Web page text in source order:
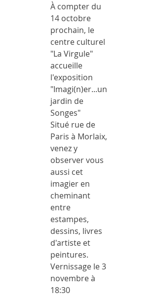
À compter du
14 octobre
prochain, le
centre culturel
"La Virgule"
accueille
l'exposition
"Imagi(n)er...un
jardin de
Songes"
Situé rue de
Paris à Morlaix,
venez y
observer vous
aussi cet
imagier en
cheminant
entre
estampes,
dessins, livres
d'artiste et
peintures.
Vernissage le 3
novembre à
18:30